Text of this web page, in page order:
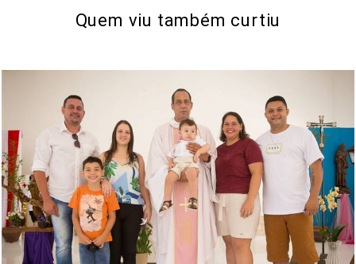
Quem viu também curtiu
840 0